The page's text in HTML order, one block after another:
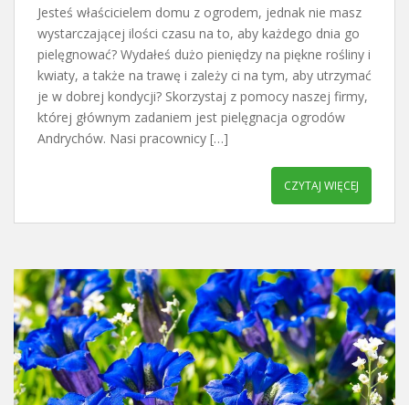
Jesteś właścicielem domu z ogrodem, jednak nie masz
wystarczającej ilości czasu na to, aby każdego dnia go
pielęgnować? Wydałeś dużo pieniędzy na piękne rośliny i
kwiaty, a także na trawę i zależy ci na tym, aby utrzymać
je w dobrej kondycji? Skorzystaj z pomocy naszej firmy,
której głównym zadaniem jest pielęgnacja ogrodów
Andrychów. Nasi pracownicy […]
CZYTAJ WIĘCEJ